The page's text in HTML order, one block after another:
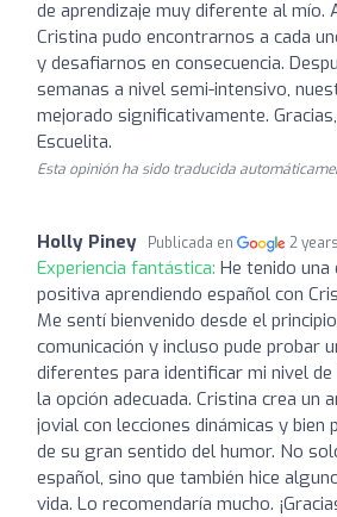
de aprendizaje muy diferente al mío.
Cristina pudo encontrarnos a cada
y desafiarnos en consecuencia.
semanas a nivel semi-intensivo,
mejorado significativamente.
Escuelita.
Esta opinión ha sido traducida
Holly Piney Publicada en 2
Experiencia fantástica: He tenido una
positiva aprendiendo español con
Me sentí bienvenido desde el
comunicación y incluso pude probar
diferentes para identificar mi nivel
la opción adecuada. Cristina crea un
jovial con lecciones dinámicas y bien
de su gran sentido del humor. No
español, sino que también hice
vida. Lo recomendaría mucho.